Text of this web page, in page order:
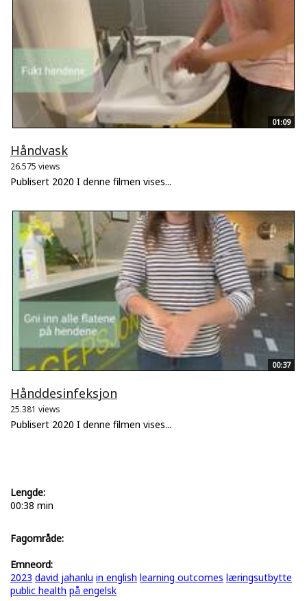
01:09
Håndvask
26.575 views
Publisert 2020 I denne filmen vises...
00:37
Hånddesinfeksjon
25.381 views
Publisert 2020 I denne filmen vises...
Lengde:
00:38 min
Fagområde:
Emneord:
2023 david jahanlu in english learning outcomes læringsutbytte
public health på engelsk